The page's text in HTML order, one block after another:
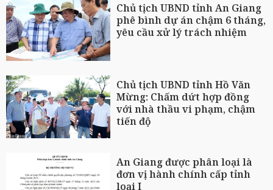
Chủ tịch UBND tỉnh An Giang
phê bình dự án chậm 6 tháng,
yêu cầu xử lý trách nhiệm
Chủ tịch UBND tỉnh Hồ Văn
Mừng: Chấm dứt hợp đồng
với nhà thầu vi phạm, chậm
tiến độ
An Giang được phân loại là
đơn vị hành chính cấp tỉnh
loại I